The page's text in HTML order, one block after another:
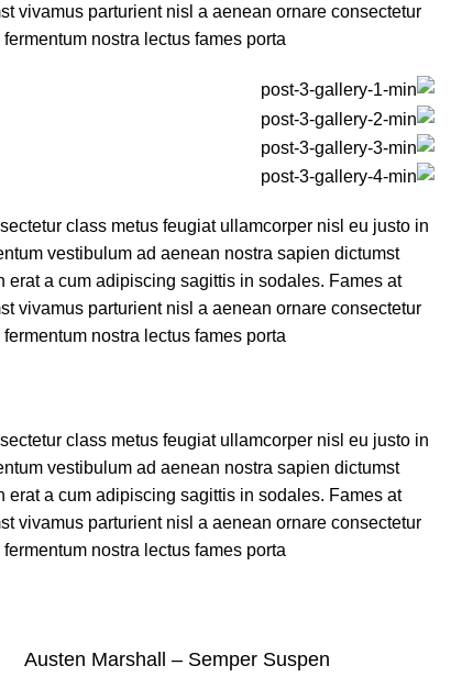
vivamus parturient nisl a aenean ornare consectetur
nostra lectus fames porta.
class metus feugiat ullamcorper nisl eu justo in
vestibulum ad aenean nostra sapien dictumst
a cum adipiscing sagittis in sodales. Fames at
vivamus parturient nisl a aenean ornare consectetur
nostra lectus fames porta.
class metus feugiat ullamcorper nisl eu justo in
vestibulum ad aenean nostra sapien dictumst
a cum adipiscing sagittis in sodales. Fames at
vivamus parturient nisl a aenean ornare consectetur
nostra lectus fames porta.
Austen Marshall – Semper Suspen